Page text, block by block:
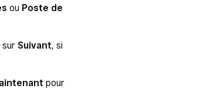
ou Poste de
sur Suivant, si
pour